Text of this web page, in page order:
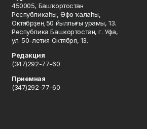
450005, Башҡортостан
Республикаһы, Өфө ҡалаһы,
Октябрҙең 50 йыллығы урамы, 13.
Республика Башкортостан, г. Уфа,
ул. 50-летия Октября, 13.
Редакция
(347)292-77-60
Приемная
(347)292-77-60